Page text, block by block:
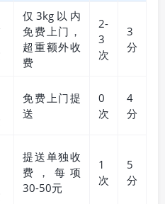
仅3kg以内
免费上门，
超重额外收
费
2-
3
次
3
分
免费上门提
送
0
次
4
分
提送单独收
费，每项
30-50元
1
次
5
分